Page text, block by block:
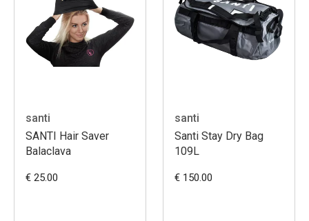
santi
SANTI Hair Saver
Balaclava
€ 25.00
santi
Santi Stay Dry Bag
109L
€ 150.00